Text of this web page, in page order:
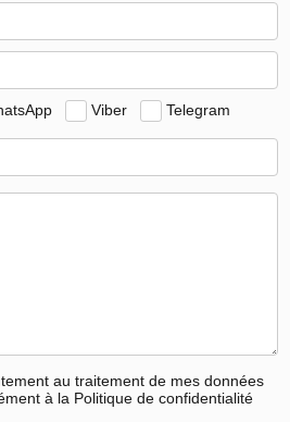
Viber Telegram
au traitement de mes données
à la Politique de confidentialité